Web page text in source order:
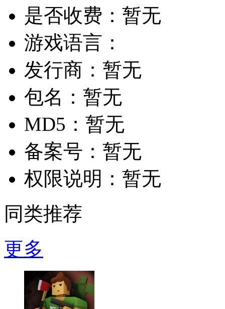
是否收费： 暂无
游戏语言：
发行商： 暂无
包名： 暂无
MD5： 暂无
备案号： 暂无
权限说明： 暂无
同类推荐
更多